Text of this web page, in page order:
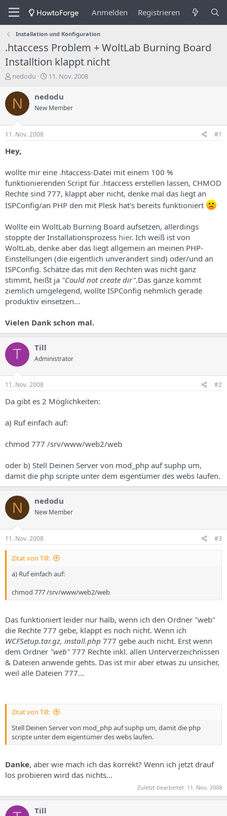
Anmelden Registrieren
Installation und Konfiguration
.htaccess Problem + WoltLab Burning Board
Installtion klappt nicht
E
s
e
e
r
d
s
T
h
e
s
nedodu
E
s
e
d
a
t
u
11. Nov. 2008
N nedodu
New Member
11. Nov. 2008 #1
Hey,
wollte mir eine .htaccess-Datei mit einem 100 %
funktionierenden Script für .htaccess erstellen lassen, CHMOD
Rechte sind 777, klappt aber nicht, denke mal das liegt an
ISPConfig/an PHP den mit Plesk hat's bereits funktioniert
Wollte ein WoltLab Burning Board aufsetzen, allerdings
stoppte der Installationsprozess hier. Ich weiß ist von
WoltLab, denke aber das liegt allgemein an meinen PHP-
Einstellungen (die eigentlich unverändert sind) oder/und an
ISPConfig. Schätze das mit den Rechten was nicht ganz
stimmt, heißt ja "Could not create dir".Das ganze kommt
ziemlich umgelegend, wollte ISPConfig nehmlich gerade
produktiv einsetzen...
Vielen Dank schon mal.
T Till
Administrator
11. Nov. 2008 #2
Da gibt es 2 Möglichkeiten:
a) Ruf einfach auf:
chmod 777 /srv/www/web2/web
oder b) Stell Deinen Server von mod_php auf suphp um,
damit die php scripte unter dem eigentümer des webs laufen.
N nedodu
New Member
11. Nov. 2008 #3
Zitat von Till:
a) Ruf einfach auf:
chmod 777 /srv/www/web2/web
Das funktioniert leider nur halb, wenn ich den Ordner "web"
die Rechte 777 gebe, klappt es noch nicht. Wenn ich
WCFSetup.tar.gz, install.php 777 gebe auch nicht. Erst wenn
dem Ordner "web" 777 Rechte inkl. allen Unterverzeichnissen
& Dateien anwende gehts. Das ist mir aber etwas zu unsicher,
weil alle Dateien 777...
Zitat von Till:
Stell Deinen Server von mod_php auf suphp um, damit die php
scripte unter dem eigentümer des webs laufen.
Danke, aber wie mach ich das korrekt? Wenn ich jetzt drauf
los probieren wird das nichts...
Zuletzt bearbeitet: 11. Nov. 2008
Till